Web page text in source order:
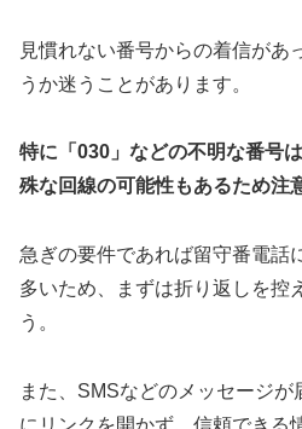
見慣れない番号からの着信があ
うか迷うことがあります。
特に「030」などの不明な番号
殊な回線の可能性もあるため注
急ぎの要件であれば留守番電話
多いため、まずは折り返しを控
う。
また、SMSなどのメッセージ
にリンクを開かず、信頼できる